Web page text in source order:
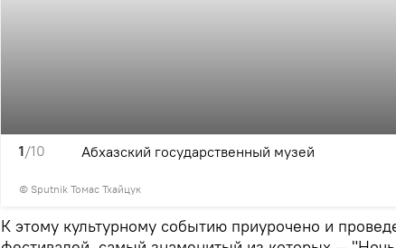
1/10
© Sputnik Томас Тхайцук
Абхазский государственный музей
К этому культурному событию приурочено и